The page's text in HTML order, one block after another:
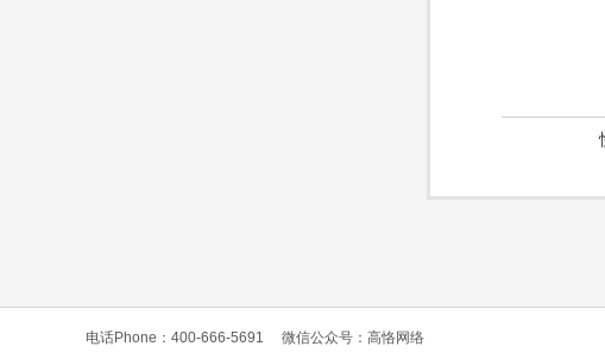
电话Phone：400-666-5691 微信公众号：高恪网络